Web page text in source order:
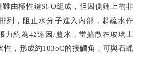
雖由極性鍵Si-O組成，但因側鏈上的非
列，阻止水分子進入內部，起疏水作
力約為42達因/釐米，當擴散在玻璃上
性，形成約103oC的接觸角，可與石蠟